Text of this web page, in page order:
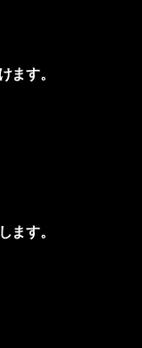
ます。
ます。